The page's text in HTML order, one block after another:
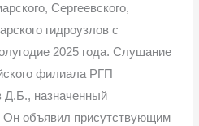
Сергеевского,
гидроузлов с
2025 года. Слушание
филиала РГП
Д.Б., назначенный
Он объявил присутствующим